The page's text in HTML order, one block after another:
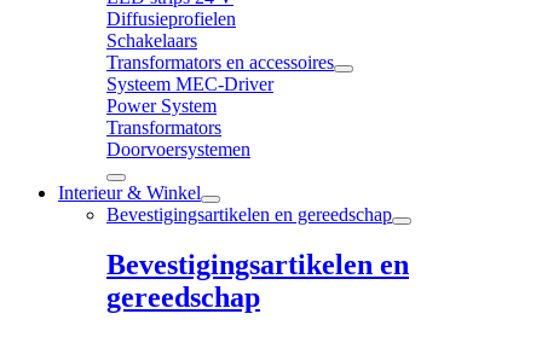
Diffusieprofielen
Schakelaars
Transformators en accessoires
Systeem MEC-Driver
Power System
Transformators
Doorvoersystemen
Interieur & Winkel
Bevestigingsartikelen en gereedschap
Bevestigingsartikelen en
gereedschap